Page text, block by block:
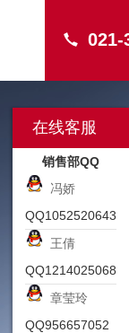
021-
在线客服
销售部QQ
冯娇
QQ1052520643
王倩
QQ1214025068
章莹玲
QQ956657052